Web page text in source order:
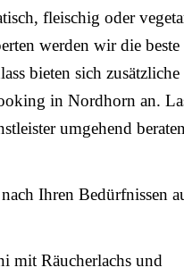
fleischig oder
werden wir die
bieten sich zusätzliche
in Nordhorn an.
umgehend
Ihren Bedürfnissen
mit Räucherlachs und